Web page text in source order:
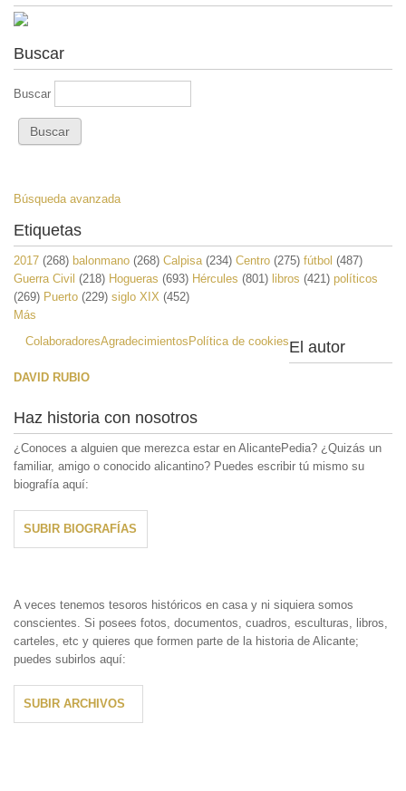
Buscar
Buscar
Búsqueda avanzada
Etiquetas
2017 (268) balonmano (268) Calpisa(234) Centro (275) fútbol (487)
Guerra Civil (218) Hogueras (693) Hércules (801) libros (421) políticos
(269) Puerto (229) siglo XIX (452)
Más
ColaboradoresAgradecimientosPolítica de cookiesEl autor
DAVID RUBIO
Haz historia con nosotros
¿Conoces a alguien que merezca estar en AlicantePedia? ¿Quizás un
familiar, amigo o conocido alicantino? Puedes escribir tú mismo su
biografía aquí:
SUBIR BIOGRAFÍAS
A veces tenemos tesoros históricos en casa y ni siquiera somos
conscientes. Si posees fotos, documentos, cuadros, esculturas, libros,
carteles, etc y quieres que formen parte de la historia de Alicante;
puedes subirlos aquí:
SUBIR ARCHIVOS